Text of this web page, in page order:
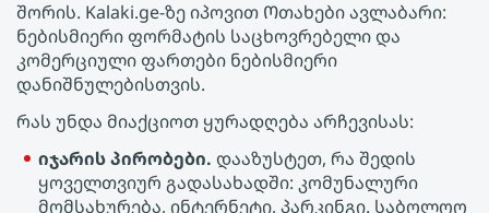
შორის. Kalaki.ge-ზე იპოვით Ოთახები ავლაბარი:
ნებისმიერი ფორმატის საცხოვრებელი და
კომერციული ფართები ნებისმიერი
დანიშნულებისთვის.
რას უნდა მიაქციოთ ყურადღება არჩევისას:
იჯარის პირობები. დააზუსტეთ, რა შედის
ყოველთვიურ გადასახადში: კომუნალური
მომსახურება, ინტერნეტი, პარკინგი. საბოლოო